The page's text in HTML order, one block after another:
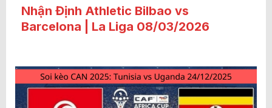
Nhận Định Athletic Bilbao vs
Barcelona | La Liga 08/03/2026